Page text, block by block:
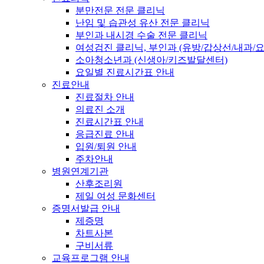
분만전문 전문 클리닉
난임 및 습관성 유산 전문 클리닉
부인과 내시경 수술 전문 클리닉
여성검진 클리닉, 부인과 (유방/갑상선/내과/
소아청소년과 (신생아/키즈발달센터)
요일별 진료시간표 안내
진료안내
진료절차 안내
의료진 소개
진료시간표 안내
응급진료 안내
입원/퇴원 안내
주차안내
병원연계기관
산후조리원
제일 여성 문화센터
증명서발급 안내
제증명
차트사본
구비서류
교육프로그램 안내